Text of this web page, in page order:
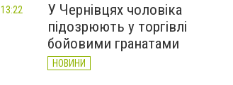
У Чернівцях чоловіка
підозрюють у торгівлі
бойовими гранатами
НОВИНИ
13:22